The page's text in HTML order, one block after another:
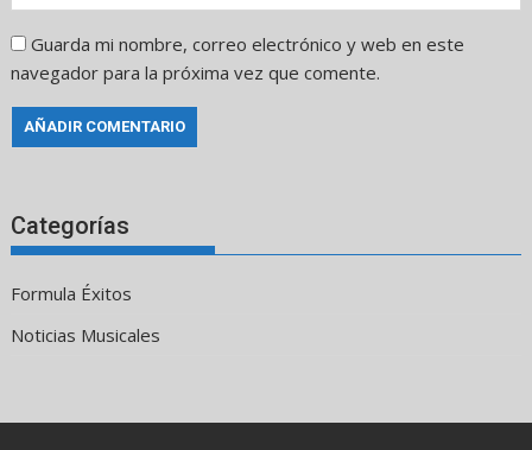
Guarda mi nombre, correo electrónico y web en este
navegador para la próxima vez que comente.
Categorías
Formula Éxitos
Noticias Musicales